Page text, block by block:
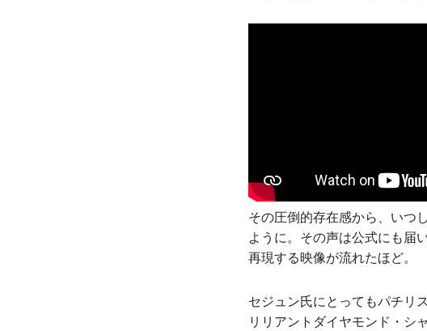
その圧倒的存在感から、いつ
ように。その声は公式にも届
再現する映像が流れたほど。
セジュン氏にとってもパチリ
リリアントダイヤモンド・シ